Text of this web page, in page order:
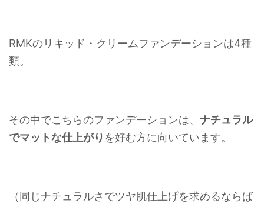
RMKのリキッド・クリームファンデーションは4種
類。
その中でこちらのファンデーションは、 ナチュラル
でマットな仕上がり を好む方に向いています。
（同じナチュラルさでツヤ肌仕上げを求めるならば